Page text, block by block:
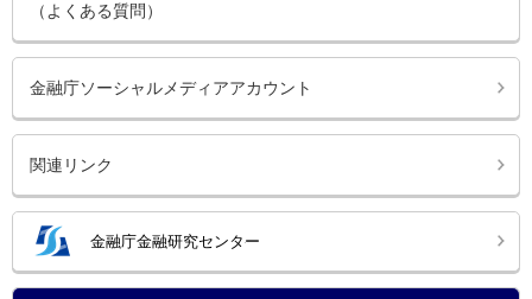
（よくある質問）
金融庁ソーシャルメディアアカウント
関連リンク
金融庁金融研究センター